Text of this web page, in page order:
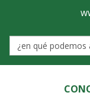
de
Castro-
Urdiales